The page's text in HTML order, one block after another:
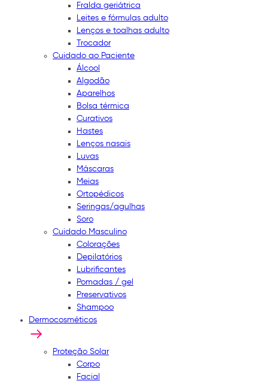
Fralda geriátrica
Leites e fórmulas adulto
Lenços e toalhas adulto
Trocador
Cuidado ao Paciente
Álcool
Algodão
Aparelhos
Bolsa térmica
Curativos
Hastes
Lenços nasais
Luvas
Máscaras
Meias
Ortopédicos
Seringas/agulhas
Soro
Cuidado Masculino
Colorações
Depilatórios
Lubrificantes
Pomadas / gel
Preservativos
Shampoo
Dermocosméticos
Proteção Solar
Corpo
Facial